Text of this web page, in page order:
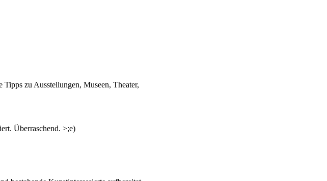
zu Ausstellungen, Museen, Theater,
Überraschend. >;e)